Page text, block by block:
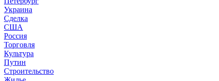
Украина
Сделка
США
Россия
Торговля
Культура
Путин
Строительство